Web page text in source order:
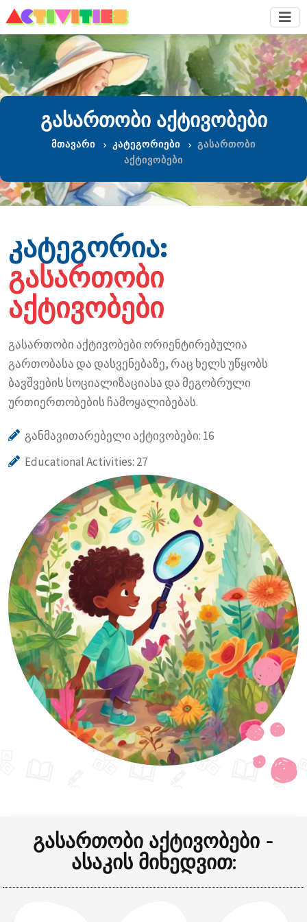
ᲒᲐᲡᲐᲠᲗᲝᲑᲘ ᲐᲥᲢᲘᲕᲝᲑᲔᲑᲘ
მთავარი კატეგორიები
გასართობი
აქტივობები
ᲙᲐᲢᲔᲒᲝᲠᲘᲐ:
ᲒᲐᲡᲐᲠᲗᲝᲑᲘ
ᲐᲥᲢᲘᲕᲝᲑᲔᲑᲘ
გასართობი აქტივობები ორიენტირებულია
გართობასა და დასვენებაზე, რაც ხელს უწყობს
ბავშვების სოციალიზაციასა და მეგობრული
ურთიერთობების ჩამოყალიბებას.
განმავითარებელი აქტივობები: 16
Educational Activities: 27
გასართობი აქტივობები -
ასაკის მიხედვით: